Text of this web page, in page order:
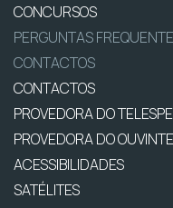
CONCURSOS
PERGUNTAS
CONTACTOS
CONTACTOS
PROVEDORA DO
PROVEDORA DO OUVINTE
ACESSIBILIDADES
SATÉLITES